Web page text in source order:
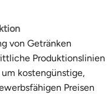
von Getränken
Produktionslinien
kostengünstige,
Preisen